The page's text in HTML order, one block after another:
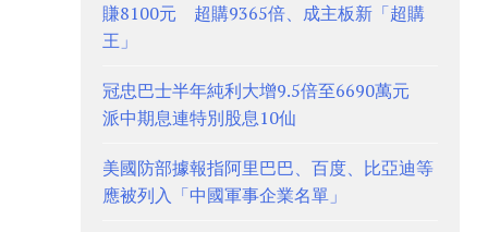
賺8100元 超購9365倍、成主板新「超購
王」
冠忠巴士半年純利大增9.5倍至6690萬元
派中期息連特別股息10仙
美國防部據報指阿里巴巴、百度、比亞迪等
應被列入「中國軍事企業名單」